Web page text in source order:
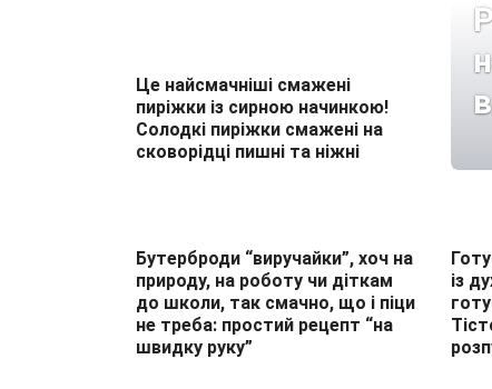
Це найсмачніші смажені
пиріжки із сирною начинкою!
Солодкі пиріжки смажені на
сковорідці пишні та ніжні
Бутерброди “виручайки”, хоч на
природу, на роботу чи діткам
до школи, так смачно, що і піци
не треба: простий рецепт “на
швидку руку”
із